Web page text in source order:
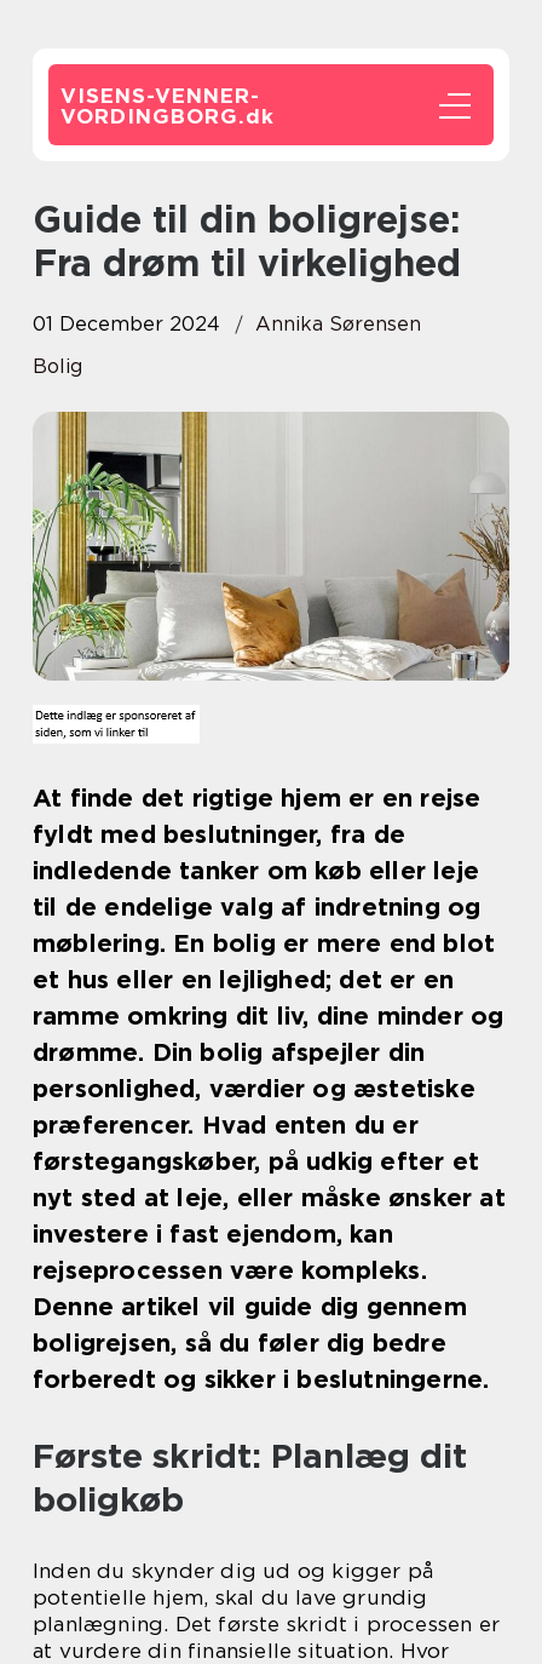
VISENS-VENNER-
VORDINGBORG.dk
Guide til din boligrejse:
Fra drøm til virkelighed
01 December 2024
Annika Sørensen
Bolig
At finde det rigtige hjem er en rejse
fyldt med beslutninger, fra de
indledende tanker om køb eller leje
til de endelige valg af indretning og
møblering. En bolig er mere end blot
et hus eller en lejlighed; det er en
ramme omkring dit liv, dine minder og
drømme. Din bolig afspejler din
personlighed, værdier og æstetiske
præferencer. Hvad enten du er
førstegangskøber, på udkig efter et
nyt sted at leje, eller måske ønsker at
investere i fast ejendom, kan
rejseprocessen være kompleks.
Denne artikel vil guide dig gennem
boligrejsen, så du føler dig bedre
forberedt og sikker i beslutningerne.
Første skridt: Planlæg dit
boligkøb
Inden du skynder dig ud og kigger på
potentielle hjem, skal du lave grundig
planlægning. Det første skridt i processen er
at vurdere din finansielle situation. Hvor